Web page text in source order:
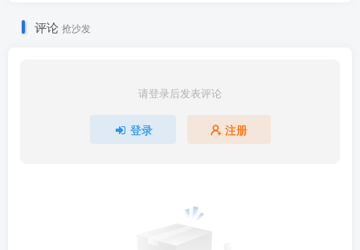
评论 抢沙发
请登录后发表评论
登录 注册